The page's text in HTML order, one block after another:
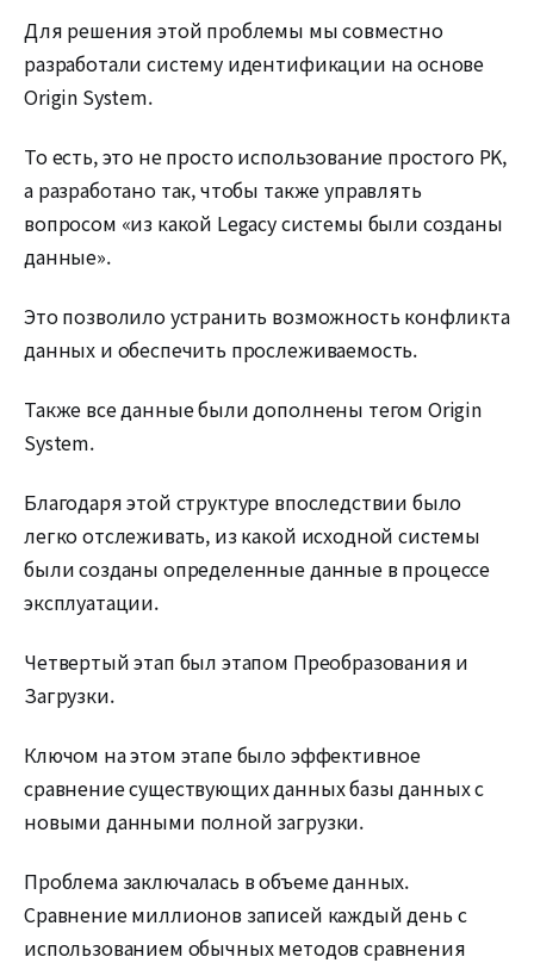
Для решения этой проблемы мы совместно
разработали систему идентификации на основе
Origin System.
То есть, это не просто использование простого PK,
а разработано так, чтобы также управлять
вопросом «из какой Legacy системы были созданы
данные».
Это позволило устранить возможность конфликта
данных и обеспечить прослеживаемость.
Также все данные были дополнены тегом Origin
System.
Благодаря этой структуре впоследствии было
легко отслеживать, из какой исходной системы
были созданы определенные данные в процессе
эксплуатации.
Четвертый этап был этапом Преобразования и
Загрузки.
Ключом на этом этапе было эффективное
сравнение существующих данных базы данных с
новыми данными полной загрузки.
Проблема заключалась в объеме данных.
Сравнение миллионов записей каждый день с
использованием обычных методов сравнения